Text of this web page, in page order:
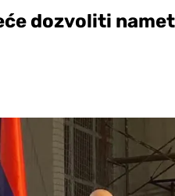
dozvoliti